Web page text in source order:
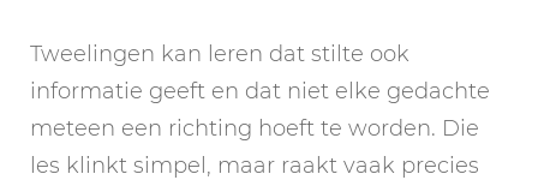
Tweelingen kan leren dat stilte ook
informatie geeft en dat niet elke gedachte
meteen een richting hoeft te worden. Die
les klinkt simpel, maar raakt vaak precies